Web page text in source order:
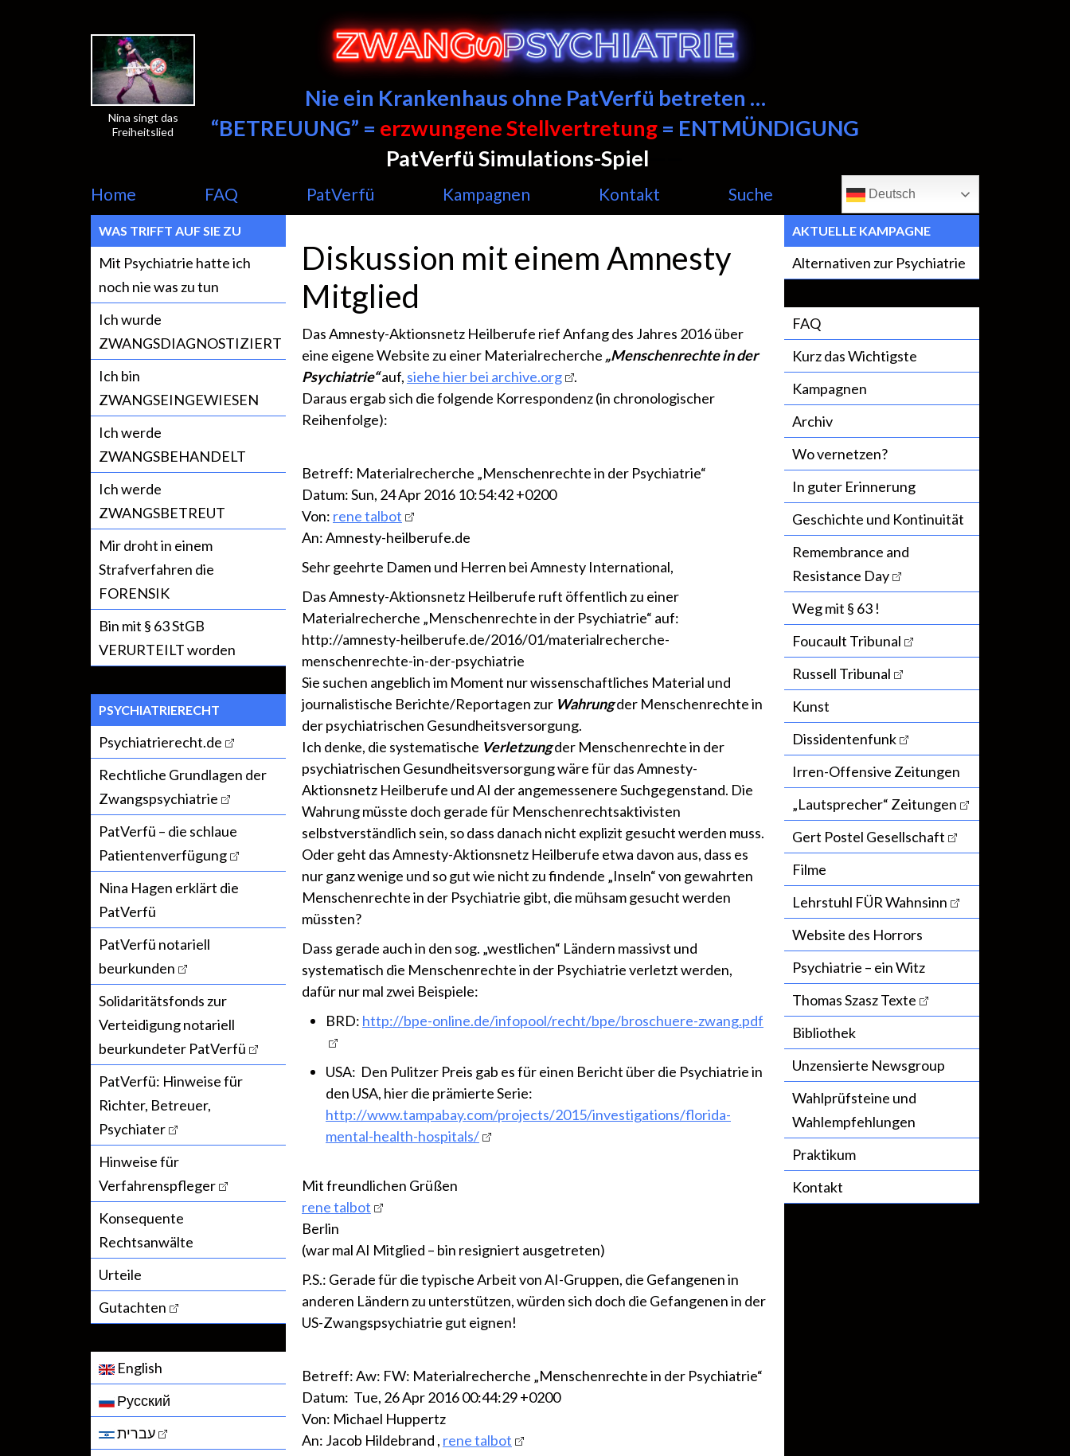
Nina singt das
Freiheitslied
Nie ein Krankenhaus ohne PatVerfü betreten …
“BETREUUNG” = erzwungene Stellvertretung = ENTMÜNDIGUNG
PatVerfü Simulations-Spiel
Home FAQ PatVerfü Kampagnen Kontakt Suche Deutsch
WAS TRIFFT AUF SIE ZU
Mit Psychiatrie hatte ich
noch nie was zu tun
Ich wurde
ZWANGSDIAGNOSTIZIERT
Ich bin
ZWANGSEINGEWIESEN
Ich werde
ZWANGSBEHANDELT
Ich werde
ZWANGSBETREUT
Mir droht in einem
Strafverfahren die
FORENSIK
Bin mit § 63 StGB
VERURTEILT worden
PSYCHIATRIERECHT
Psychiatrierecht.de
Rechtliche Grundlagen der
Zwangspsychiatrie
PatVerfü – die schlaue
Patientenverfügung
Nina Hagen erklärt die
PatVerfü
PatVerfü notariell
beurkunden
Solidaritätsfonds zur
Verteidigung notariell
beurkundeter PatVerfü
PatVerfü: Hinweise für
Richter, Betreuer,
Psychiater
Hinweise für
Verfahrenspfleger
Konsequente
Rechtsanwälte
Urteile
Gutachten
English
Русский
עברית
Diskussion mit einem Amnesty
Mitglied
Das Amnesty-Aktionsnetz Heilberufe rief Anfang des Jahres 2016 über
eine eigene Website zu einer Materialrecherche „Menschenrechte in der
Psychiatrie“auf, siehe hier bei archive.org
.
Daraus ergab sich die folgende Korrespondenz (in chronologischer
Reihenfolge):
Betreff: Materialrecherche „Menschenrechte in der Psychiatrie“
Datum: Sun, 24 Apr 2016 10:54:42 +0200
Von: rene talbot
An: Amnesty-heilberufe.de
Sehr geehrte Damen und Herren bei Amnesty International,
Das Amnesty-Aktionsnetz Heilberufe ruft öffentlich zu einer
Materialrecherche „Menschenrechte in der Psychiatrie“ auf:
http://amnesty-heilberufe.de/2016/01/materialrecherche-
menschenrechte-in-der-psychiatrie
Sie suchen angeblich im Moment nur wissenschaftliches Material und
journalistische Berichte/Reportagen zur Wahrungder Menschenrechte in
der psychiatrischen Gesundheitsversorgung.
Ich denke, die systematische Verletzungder Menschenrechte in der
psychiatrischen Gesundheitsversorgung wäre für das Amnesty-
Aktionsnetz Heilberufe und AI der angemessenere Suchgegenstand. Die
Wahrung müsste doch gerade für Menschenrechtsaktivisten
selbstverständlich sein, so dass danach nicht explizit gesucht werden muss.
Oder geht das Amnesty-Aktionsnetz Heilberufe etwa davon aus, dass es
nur ganz wenige und so gut wie nicht zu findende „Inseln“ von gewahrten
Menschenrechte in der Psychiatrie gibt, die mühsam gesucht werden
müssten?
Dass gerade auch in den sog. „westlichen“ Ländern massivst und
systematisch die Menschenrechte in der Psychiatrie verletzt werden,
dafür nur mal zwei Beispiele:
BRD: http://bpe-online.de/infopool/recht/bpe/broschuere-zwang.pdf
USA: Den Pulitzer Preis gab es für einen Bericht über die Psychiatrie in
den USA, hier die prämierte Serie:
http://www.tampabay.com/projects/2015/investigations/florida-
mental-health-hospitals/
Mit freundlichen Grüßen
rene talbot
Berlin
(war mal AI Mitglied – bin resigniert ausgetreten)
P.S.: Gerade für die typische Arbeit von AI-Gruppen, die Gefangenen in
anderen Ländern zu unterstützen, würden sich doch die Gefangenen in der
US-Zwangspsychiatrie gut eignen!
Betreff: Aw: FW: Materialrecherche „Menschenrechte in der Psychiatrie“
Datum: Tue, 26 Apr 2016 00:44:29 +0200
Von: Michael Huppertz
An: Jacob Hildebrand , rene talbot
AKTUELLE KAMPAGNE
Alternativen zur Psychiatrie
FAQ
Kurz das Wichtigste
Kampagnen
Archiv
Wo vernetzen?
In guter Erinnerung
Geschichte und Kontinuität
Remembrance and
Resistance Day
Weg mit § 63 !
Foucault Tribunal
Russell Tribunal
Kunst
Dissidentenfunk
Irren-Offensive Zeitungen
„Lautsprecher“ Zeitungen
Gert Postel Gesellschaft
Filme
Lehrstuhl FÜR Wahnsinn
Website des Horrors
Psychiatrie – ein Witz
Thomas Szasz Texte
Bibliothek
Unzensierte Newsgroup
Wahlprüfsteine und
Wahlempfehlungen
Praktikum
Kontakt